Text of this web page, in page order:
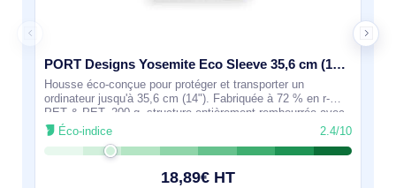
PORT Designs Yosemite Eco Sleeve 35,6 cm (14") Housse Gris - 400704
Housse éco-conçue pour protéger et transporter un
ordinateur jusqu'à 35,6 cm (14"). Fabriquée à 72 % en r-
PET & PET, 200 g, structure entièrement rembourrée avec
compartiment 345 x 25 x 245 mm.
Éco-indice 2.4/10
18,89€ HT